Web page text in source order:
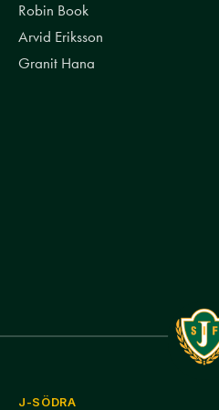
Robin Book
Arvid Eriksson
Granit Hana
J-SÖDRA